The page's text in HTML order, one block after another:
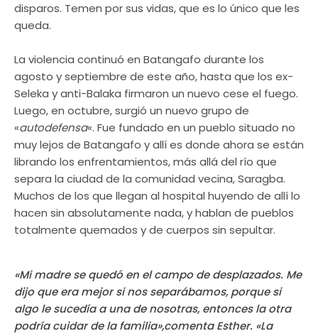
disparos. Temen por sus vidas, que es lo único que les
queda.
La violencia continuó en Batangafo durante los
agosto y septiembre de este año, hasta que los ex-
Seleka y anti-Balaka firmaron un nuevo cese el fuego.
Luego, en octubre, surgió un nuevo grupo de
«autodefensa«. Fue fundado en un pueblo situado no
muy lejos de Batangafo y allí es donde ahora se están
librando los enfrentamientos, más allá del río que
separa la ciudad de la comunidad vecina, Saragba.
Muchos de los que llegan al hospital huyendo de allí lo
hacen sin absolutamente nada, y hablan de pueblos
totalmente quemados y de cuerpos sin sepultar.
«Mi madre se quedó en el campo de desplazados. Me
dijo que era mejor si nos separábamos, porque si
algo le sucedía a una de nosotras, entonces la otra
podría cuidar de la familia»,comenta Esther. «La